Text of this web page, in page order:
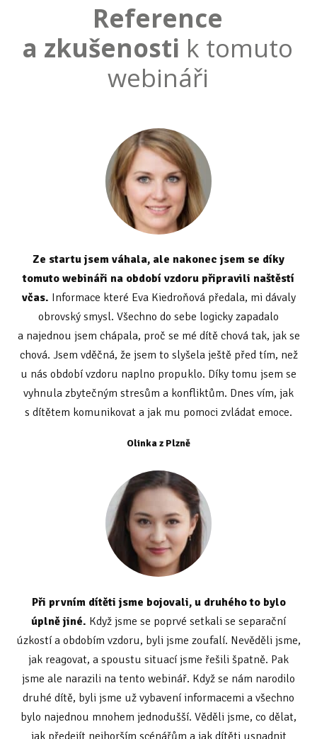
Reference
a zkušenosti k tomuto
webináři
Ze startu jsem váhala, ale nakonec jsem se díky
tomuto webináři na období vzdoru připravili naštěstí
včas. Informace které Eva Kiedroňová předala, mi dávaly
obrovský smysl. Všechno do sebe logicky zapadalo
a najednou jsem chápala, proč se mé dítě chová tak, jak se
chová. Jsem vděčná, že jsem to slyšela ještě před tím, než
u nás období vzdoru naplno propuklo. Díky tomu jsem se
vyhnula zbytečným stresům a konfliktům. Dnes vím, jak
s dítětem komunikovat a jak mu pomoci zvládat emoce.
Olinka z Plzně
Při prvním dítěti jsme bojovali, u druhého to bylo
úplně jiné. Když jsme se poprvé setkali se separační
úzkostí a obdobím vzdoru, byli jsme zoufalí. Nevěděli jsme,
jak reagovat, a spoustu situací jsme řešili špatně. Pak
jsme ale narazili na tento webinář. Když se nám narodilo
druhé dítě, byli jsme už vybavení informacemi a všechno
bylo najednou mnohem jednodušší. Věděli jsme, co dělat,
jak předejít nejhorším scénářům a jak dítěti usnadnit